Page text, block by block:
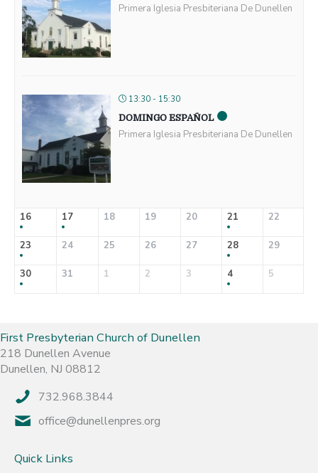
Primera Iglesia Presbiteriana De Dunellen
13:30 - 15:30
DOMINGO ESPAÑOL
Primera Iglesia Presbiteriana De Dunellen
16 17 18 19 20 21 22
23 24 25 26 27 28 29
30 31 1 2 3 4 5
First Presbyterian Church of Dunellen
218 Dunellen Avenue
Dunellen, NJ 08812
732.968.3844
office@dunellenpres.org
Quick Links